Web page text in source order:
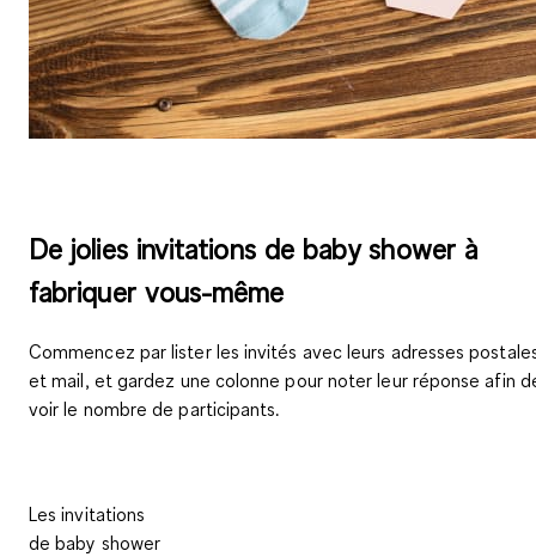
De jolies invitations de baby shower à
fabriquer vous-même
Commencez par lister les invités avec leurs adresses
et mail, et gardez une colonne pour noter leur réponse afin
voir le nombre de participants.
Les invitations
de baby shower